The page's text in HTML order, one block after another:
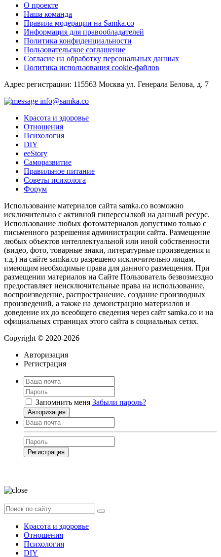
О проекте
Наша команда
Правила модерации на Samka.co
Информация для правообладателей
Политика конфиденциальности
Пользовательское соглашение
Согласие на обработку персональных данных
Политика использования cookie-файлов
Адрес регистрации: 115563 Москва ул. Генерала Белова, д. 7
info@samka.co
Красота и здоровье
Отношения
Психология
DIY
ееStory
Саморазвитие
Правильное питание
Советы психолога
Форум
Использование материалов сайта samka.co возможно
исключительно с активной гиперссылкой на данный ресурс.
Использование любых фотоматериалов допустимо только с
письменного разрешения администрации сайта. Размещение
любых объектов интеллектуальной или иной собственности
(видео, фото, товарные знаки, литературные произведения и
т.д.) на сайте samka.co разрешено исключительно лицам,
имеющим необходимые права для данного размещения. При
размещении материалов на Сайте Пользователь безвозмездно
предоставляет неисключительные права на использование,
воспроизведение, распространение, создание производных
произведений, а также на демонстрацию материалов и
доведение их до всеобщего сведения через сайт samka.co и на
официальных страницах этого сайта в социальных сетях.
Copyright © 2020-2026
Авторизация
Регистрация
Запомнить меня Забыли пароль?
Авторизация
Регистрация
Красота и здоровье
Отношения
Психология
DIY